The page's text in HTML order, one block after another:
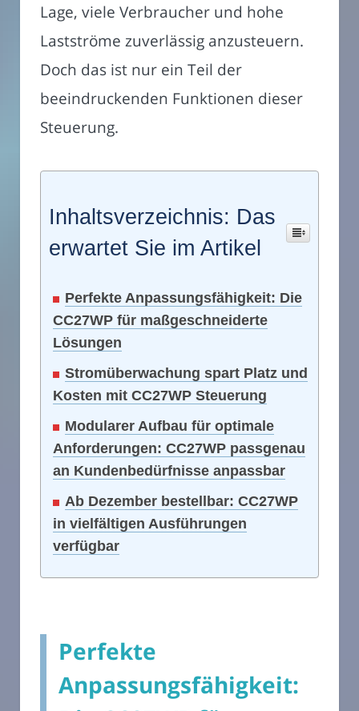
Lage, viele Verbraucher und hohe
Lastströme zuverlässig anzusteuern.
Doch das ist nur ein Teil der
beeindruckenden Funktionen dieser
Steuerung.
Inhaltsverzeichnis: Das
erwartet Sie im Artikel
Perfekte Anpassungsfähigkeit: Die
CC27WP für maßgeschneiderte
Lösungen
Stromüberwachung spart Platz und
Kosten mit CC27WP Steuerung
Modularer Aufbau für optimale
Anforderungen: CC27WP passgenau
an Kundenbedürfnisse anpassbar
Ab Dezember bestellbar: CC27WP
in vielfältigen Ausführungen
verfügbar
Perfekte
Anpassungsfähigkeit: